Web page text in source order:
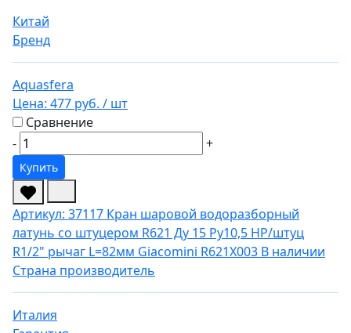
Китай
Бренд
Aquasfera
Цена: 477 руб. / шт
Сравнение
-
+
Купить
Артикул: 37117 Кран шаровой водоразборный
латунь со штуцером R621 Ду 15 Ру10,5 НР/штуц
R1/2" рычаг L=82мм Giacomini R621X003 В наличии
Страна производитель
Италия